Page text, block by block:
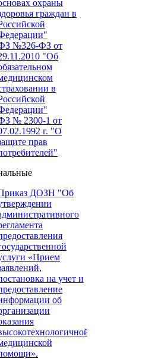
охраны
граждан в
№326-ФЗ от
"Об
в
№ 2300-1 от
г. "О
прав
ДОЗН "Об
«Прием
на учет и
об